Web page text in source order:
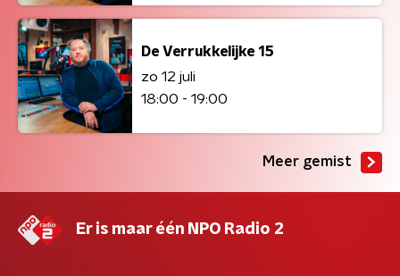
De Verrukkelijke 15
zo 12 juli
18:00 - 19:00
Meer gemist
Er is maar één NPO Radio 2